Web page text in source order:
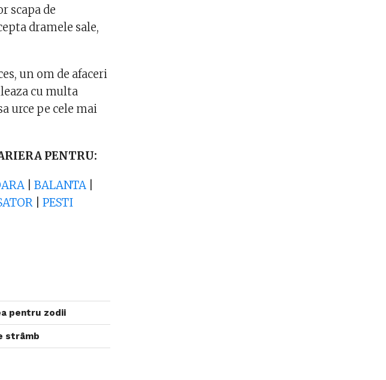
scapa de
dramele sale,
un om de afaceri
cu multa
urce pe cele mai
PENTRU:
|BALANTA
PESTI
pentru zodii
strâmb